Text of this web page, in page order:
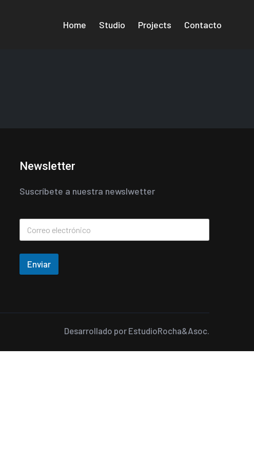
Home Studio Projects Contacto
Newsletter
Suscríbete a nuestra newslwetter
Enviar
Desarrollado por EstudioRocha&Asoc.